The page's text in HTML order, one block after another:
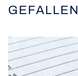
GEFALLEN